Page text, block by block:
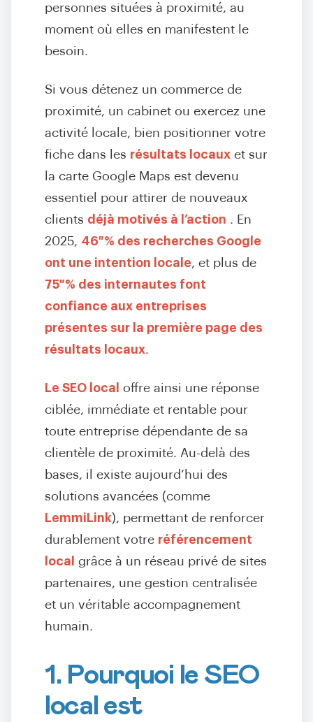
personnes situées à proximité, au
moment où elles en manifestent le
besoin.
Si vous détenez un commerce de
proximité, un cabinet ou exercez une
activité locale, bien positionner votre
fiche dans les résultats locaux et sur
la carte Google Maps est devenu
essentiel pour attirer de nouveaux
clients déjà motivés à l’action . En
2025, 46 % des recherches Google
ont une intention locale, et plus de
75 % des internautes font
confiance aux entreprises
présentes sur la première page des
résultats locaux.
Le SEO local
offre ainsi une réponse
ciblée, immédiate et rentable pour
toute entreprise dépendante de sa
clientèle de proximité. Au-delà des
bases, il existe aujourd’hui des
solutions avancées (comme
LemmiLink), permettant de renforcer
durablement votre référencement
local
grâce à un réseau privé de sites
partenaires, une gestion centralisée
et un véritable accompagnement
humain.
1. Pourquoi le SEO
local est